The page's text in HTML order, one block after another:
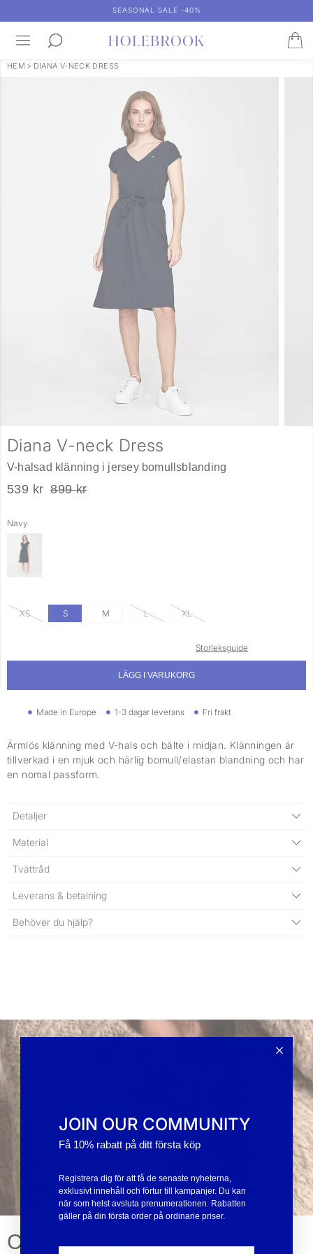
SEASONAL SALE -40%
HEM > DIANA V-NECK DRESS
Diana V-neck Dress
V-halsad klänning i jersey bomullsblanding
539 kr 899 kr
Navy
XS S M L XL
Storleksguide
LÄGG I VARUKORG
Made in Europe 1-3 dagar leverans Fri frakt
Ärmlös klänning med V-hals och bälte i midjan. Klänningen är
tillverkad i en mjuk och härlig bomull/elastan blandning och har
en nomal passform.
Detaljer
Material
Tvättråd
Leverans & betalning
Behöver du hjälp?
CARE GUIDE
JOIN OUR COMMUNITY
Få 10% rabatt på ditt första köp
Registrera dig för att få de senaste nyheterna,
exklusivt innehåll och förtur till kampanjer. Du kan
när som helst avsluta prenumerationen. Rabatten
gäller på din första order på ordinarie priser.